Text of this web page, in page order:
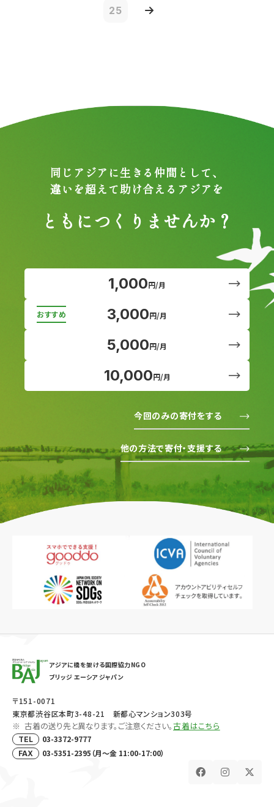
25
同じアジアに生きる仲間として、
違いを超えて助け合えるアジアを
ともにつくりませんか？
1,000円/月
3,000円/月
5,000円/月
10,000円/月
今回のみの寄付をする
他の方法で寄付・支援する
アジアに橋を架ける国際協力NGO
ブリッジ エーシア ジャパン
〒151-0071
東京都渋谷区本町3-48-21 新都心マンション303号
古着の送り先と異なります。ご注意ください。古着はこちら
TEL 03-3372-9777
FAX 03-5351-2395（月～金 11:00-17:00）